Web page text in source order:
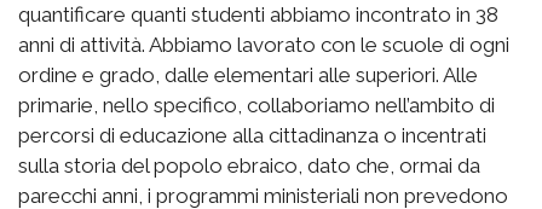
quantificare quanti studenti abbiamo incontrato in 38
anni di attività. Abbiamo lavorato con le scuole di ogni
ordine e grado, dalle elementari alle superiori. Alle
primarie, nello specifico, collaboriamo nell’ambito di
percorsi di educazione alla cittadinanza o incentrati
sulla storia del popolo ebraico, dato che, ormai da
parecchi anni, i programmi ministeriali non prevedono